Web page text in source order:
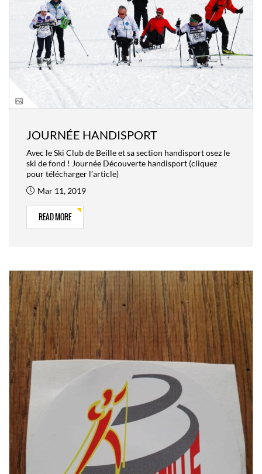
JOURNÉE HANDISPORT
Avec le Ski Club de Beille et sa section handisport osez le
ski de fond ! Journée Découverte handisport (cliquez
pour télécharger l’article)
Mar 11, 2019
READ MORE